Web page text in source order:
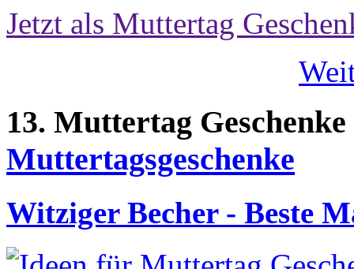
Jetzt als Muttertag
13. Muttertag
Muttertagsgeschenke
Witziger Becher - Beste